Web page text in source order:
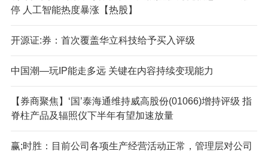
停 人工智能热度暴涨【热股】
开源证:券：首次覆盖华立科技给予买入评级
中国潮—玩IP能走多远 关键在内容持续变现能力
【券商聚焦】‘国’泰海通维持威高股份(01066)增持评级 指
脊柱产品及辐照仪下半年有望加速放量
赢;时胜：目前公司各项生产经营活动正常，管理层对公司